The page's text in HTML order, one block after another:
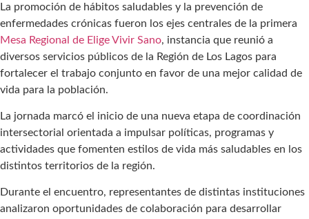
La promoción de hábitos saludables y la prevención de
enfermedades crónicas fueron los ejes centrales de la primera
Mesa Regional de Elige Vivir Sano, instancia que reunió a
diversos servicios públicos de la Región de Los Lagos para
fortalecer el trabajo conjunto en favor de una mejor calidad de
vida para la población.
La jornada marcó el inicio de una nueva etapa de coordinación
intersectorial orientada a impulsar políticas, programas y
actividades que fomenten estilos de vida más saludables en los
distintos territorios de la región.
Durante el encuentro, representantes de distintas instituciones
analizaron oportunidades de colaboración para desarrollar